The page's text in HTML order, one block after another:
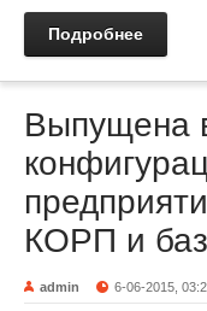
Подробнее
Выпущена
КОРП и
admin 6-06-2015,